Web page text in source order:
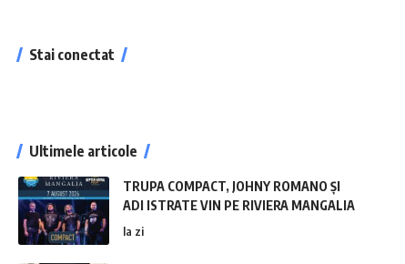
Stai conectat
Ultimele articole
TRUPA COMPACT, JOHNY ROMANO ȘI
ADI ISTRATE VIN PE RIVIERA MANGALIA
la zi